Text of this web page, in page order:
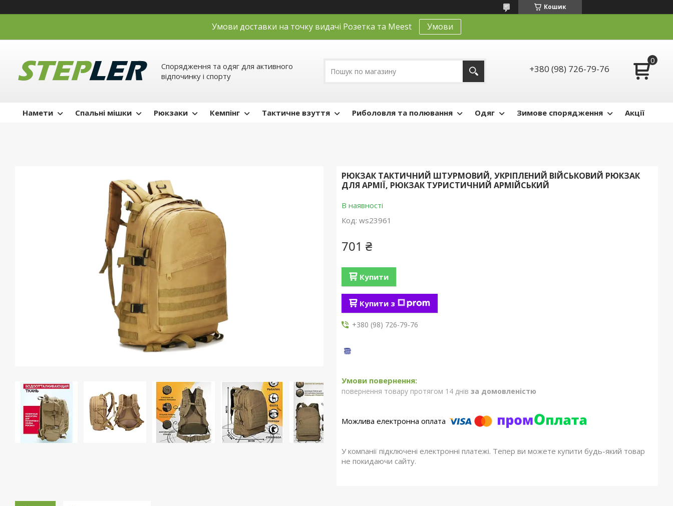
Кошик
Умови доставки на точку видачі Розетка та Meest Умови
Спорядження та одяг для активного
відпочинку і спорту
+380 (98) 726-79-76
Намети Спальні мішки Рюкзаки Кемпінг Тактичне взуття Риболовля та полювання Одяг Зимове спорядження Акції
РЮКЗАК ТАКТИЧНИЙ ШТУРМОВИЙ, УКРІПЛЕНИЙ ВІЙСЬКОВИЙ РЮКЗАК
ДЛЯ АРМІЇ, РЮКЗАК ТУРИСТИЧНИЙ АРМІЙСЬКИЙ
В наявності
Код: ws23961
701 ₴
Купити
Купити з
+380 (98) 726-79-76
повернення товару протягом 14 днів за домовленістю
У компанії підключені електронні платежі. Тепер ви можете купити будь-який товар
не покидаючи сайту.